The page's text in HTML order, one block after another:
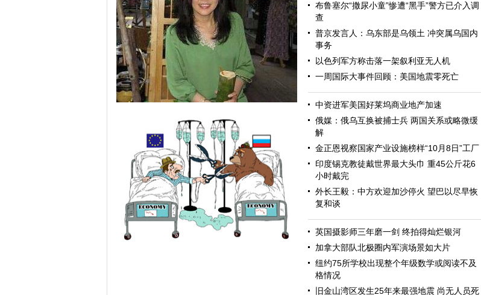
泰国前总理英拉现身旅游景点 与游客合影气色好
布鲁塞尔“撒尿小童”惨遭“黑手”警方已介入调
查
普京发言人：乌东部是乌领土 冲突属乌国内
事务
以色列军方称击落一架叙利亚无人机
一周国际大事件回顾：美国地震零死亡
中资进军美国好莱坞商业地产加速
俄媒：俄乌互换被捕士兵 两国关系或略微缓
解
金正恩视察国家产业设施榜样“10月8日”工厂
印度锡克教徒戴世界最大头巾 重45公斤花6
小时戴完
外长王毅：中方欢迎加沙停火 望巴以尽早恢
复和谈
英国摄影师三年磨一剑 终拍得灿烂银河
加拿大部队北极圈内军演场景如大片
纽约75所学校出现整个年级数学或阅读不及
格情况
旧金山湾区发生25年来最强地震 尚无人员死